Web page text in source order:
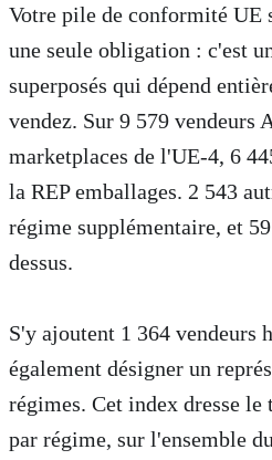
Votre pile de conformité UE
une seule obligation : c'est
superposés qui dépend
vendez. Sur 9 579 vendeurs
marketplaces de l'UE-4, 6
la REP emballages. 2 543
régime supplémentaire, et
dessus.
S'y ajoutent 1 364 vendeurs
également désigner un
régimes. Cet index dresse
par régime, sur l'ensemble